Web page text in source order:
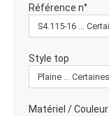
Référence n°
Style top
Matériel / Couleur